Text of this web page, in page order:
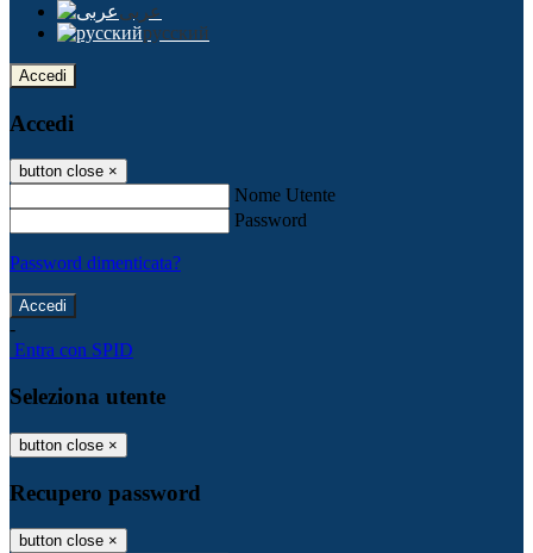
عربى
русский
Accedi
Accedi
button close ×
Nome Utente
Password
Password dimenticata?
-
Entra con SPID
Seleziona utente
button close ×
Recupero password
button close ×